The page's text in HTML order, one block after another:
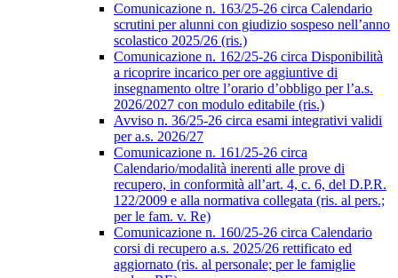
Comunicazione n. 163/25-26 circa Calendario
scrutini per alunni con giudizio sospeso nell’anno
scolastico 2025/26 (ris.)
Comunicazione n. 162/25-26 circa Disponibilità
a ricoprire incarico per ore aggiuntive di
insegnamento oltre l’orario d’obbligo per l’a.s.
2026/2027 con modulo editabile (ris.)
Avviso n. 36/25-26 circa esami integrativi validi
per a.s. 2026/27
Comunicazione n. 161/25-26 circa
Calendario/modalità inerenti alle prove di
recupero, in conformità all’art. 4, c. 6, del D.P.R.
122/2009 e alla normativa collegata (ris. al pers.;
per le fam. v. Re)
Comunicazione n. 160/25-26 circa Calendario
corsi di recupero a.s. 2025/26 rettificato ed
aggiornato (ris. al personale; per le famiglie